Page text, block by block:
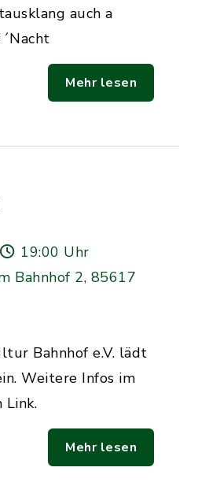
auch a
Mehr lesen
19:00 Uhr
Bahnhof 2, 85617
Bahnhof e.V. lädt
Weitere Infos im
Link.
Mehr lesen